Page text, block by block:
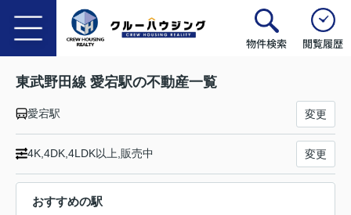
物件検索 閲覧履歴
東武野田線 愛宕駅の不動産一覧
愛宕駅 変更
4K,4DK,4LDK以上,販売中 変更
おすすめの駅